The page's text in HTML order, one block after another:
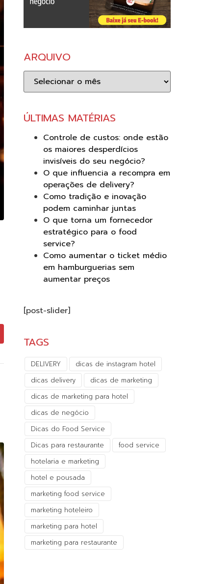
ARQUIVO
Arquivo
ÚLTIMAS MATÉRIAS
Controle de custos: onde estão
os maiores desperdícios
invisíveis do seu negócio?
O que influencia a recompra em
operações de delivery?
Como tradição e inovação
podem caminhar juntas
O que torna um fornecedor
estratégico para o food
service?
Como aumentar o ticket médio
em hamburguerias sem
aumentar preços
[post-slider]
TAGS
DELIVERY
dicas de instagram hotel
dicas delivery
dicas de marketing
dicas de marketing para hotel
dicas de negócio
Dicas do Food Service
Dicas para restaurante
food service
hotelaria e marketing
hotel e pousada
marketing food service
marketing hoteleiro
marketing para hotel
marketing para restaurante